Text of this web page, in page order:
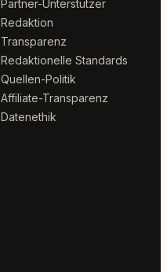
Partner-Unterstützer
Redaktion
Transparenz
Redaktionelle Standards
Quellen-Politik
Affiliate-Transparenz
Datenethik